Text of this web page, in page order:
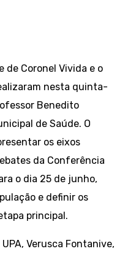
de Coronel Vivida e o
nesta quinta-
Benedito
de Saúde. O
os eixos
da Conferência
o dia 25 de junho,
e definir os
principal.
Verusca Fontanive,